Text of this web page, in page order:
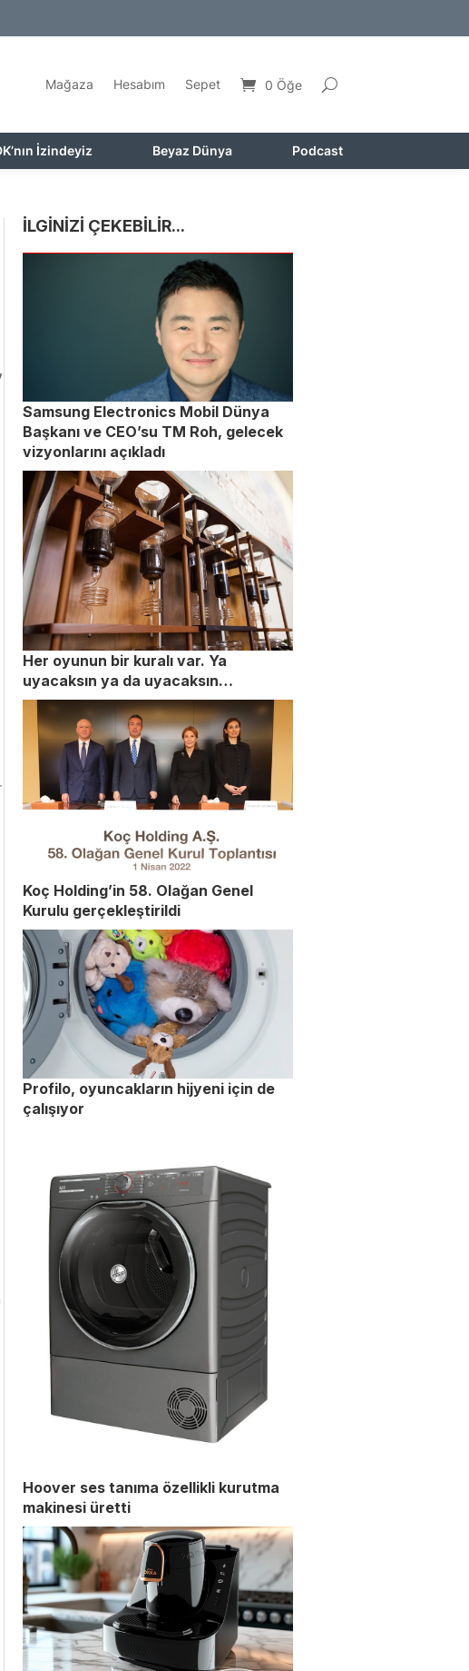
Mağaza Hesabım Sepet 0 Öğe
İzindeyiz Beyaz Dünya Podcast
İLGİNİZİ ÇEKEBİLİR...
Samsung Electronics Mobil Dünya
Başkanı ve CEO’su TM Roh, gelecek
vizyonlarını açıkladı
Her oyunun bir kuralı var. Ya
uyacaksın ya da uyacaksın…
Koç Holding’in 58. Olağan Genel
Kurulu gerçekleştirildi
Profilo, oyuncakların hijyeni için de
çalışıyor
Hoover ses tanıma özellikli kurutma
makinesi üretti